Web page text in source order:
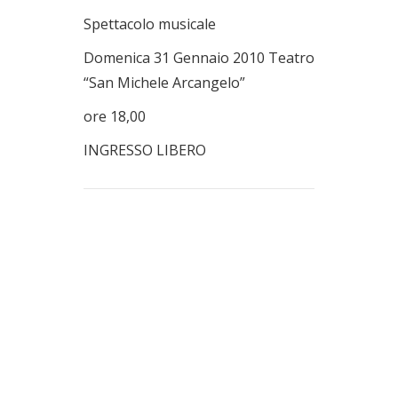
Spettacolo musicale
Domenica 31 Gennaio 2010 Teatro
“San Michele Arcangelo”
ore 18,00
INGRESSO LIBERO